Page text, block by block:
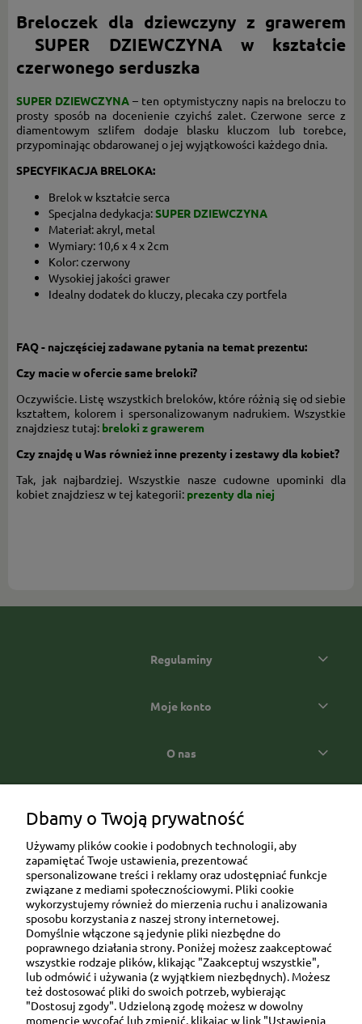
Breloczek dla dziewczyny z grawerem
SUPER DZIEWCZYNAw kształcie
czerwonego serduszka
SUPER DZIEWCZYNA– ten optymistyczny napis na breloczu to
prosty sposób na docenienie czyichś zalet. Czerwone serce z
diamentowym szlifem dodaje blasku kluczom lub torebce,
przypominając obdarowanej o jej wyjątkowości każdego dnia.
SPECYFIKACJA BRELOKA:
Brelok w kształcie serca
Specjalna dedykacja:SUPER DZIEWCZYNA
Materiał: akryl, metal
Wymiary: 10,6 x 4 x 2cm
Kolor: czerwony
Wysokiej jakości grawer
Idealny dodatek do kluczy, plecaka czy portfela
FAQ - najczęściej zadawane pytania na temat prezentu:
Czy macie w ofercie same breloki?
Oczywiście. Listę wszystkich breloków, które różnią się od siebie
kształtem, kolorem i spersonalizowanym nadrukiem. Wszystkie
znajdziesz tutaj: breloki z grawerem
Czy znajdę u Was również inne prezenty i zestawy dla kobiet?
Tak, jak najbardziej. Wszystkie nasze cudowne upominki dla
kobiet znajdziesz w tej kategorii: prezenty dla niej
Regulaminy
Moje konto
O nas
Ul. Brukowa 6/8 lok. 57/58
91-341 Łódź
NIP: 6751510615
SKONTAKTUJ SIĘ Z NAMI:
Dbamy o Twoją prywatność
Używamy plików cookie i podobnych technologii, aby
zapamiętać Twoje ustawienia, prezentować
spersonalizowane treści i reklamy oraz udostępniać funkcje
związane z mediami społecznościowymi. Pliki cookie
wykorzystujemy również do mierzenia ruchu i analizowania
sposobu korzystania z naszej strony internetowej.
Domyślnie włączone są jedynie pliki niezbędne do
poprawnego działania strony. Poniżej możesz zaakceptować
wszystkie rodzaje plików, klikając "Zaakceptuj wszystkie",
lub odmówić i używania (z wyjątkiem niezbędnych). Możesz
też dostosować pliki do swoich potrzeb, wybierając
"Dostosuj zgody". Udzieloną zgodę możesz w dowolny
momencie wycofać lub zmienić, klikając w link "Ustawienia